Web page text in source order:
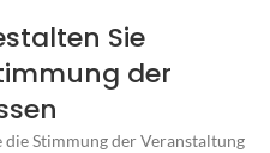
Sie
der
die Stimmung der Veranstaltung